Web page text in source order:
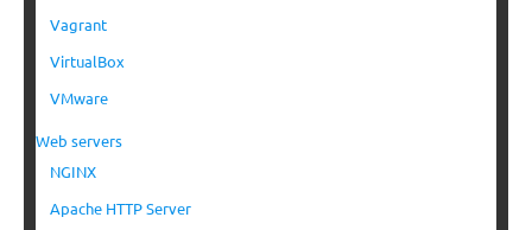
Vagrant
VirtualBox
VMware
Web servers
NGINX
Apache HTTP Server